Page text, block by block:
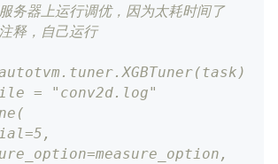
务器上运行调优，因为太耗时间了
释，自己运行
= "conv2d.log"